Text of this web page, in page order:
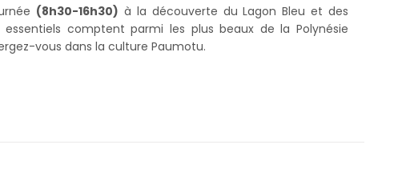
(8h30-16h30) à la découverte du Lagon Bleu et des
comptent parmi les plus beaux de la Polynésie
vous dans la culture Paumotu.